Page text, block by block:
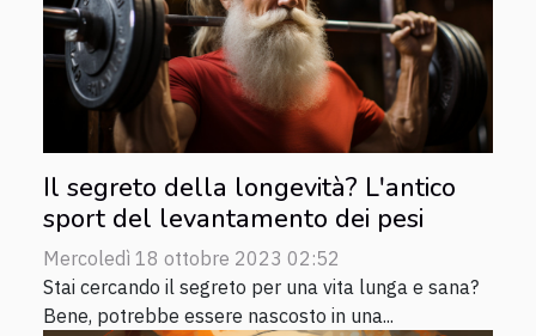
Il segreto della longevità? L'antico
sport del levantamento dei pesi
Mercoledì 18 ottobre 2023 02:52
Stai cercando il segreto per una vita lunga e sana?
Bene, potrebbe essere nascosto in una...